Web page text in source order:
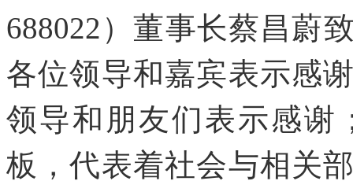
688022）董事长蔡昌蔚
各位领导和嘉宾表示感
领导和朋友们表示感谢
板，代表着社会与相关